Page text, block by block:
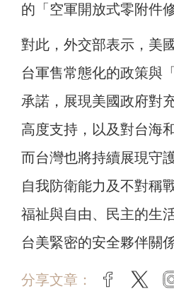
的「空軍開放式零附件
對此，外交部表示，美
台軍售常態化的政策與
承諾，展現美國政府對
高度支持，以及對台海
而台灣也將持續展現守
自我防衛能力及不對稱
福祉與自由、民主的生
台美緊密的安全夥伴關係
分享文章： facebook